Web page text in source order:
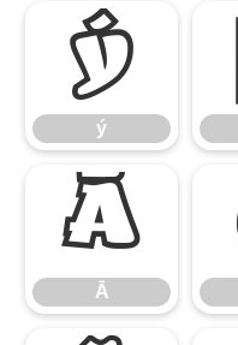
ý
ý
Ā
Ā